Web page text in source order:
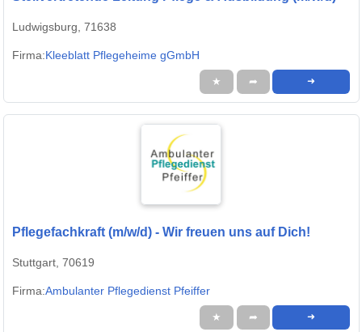
Ludwigsburg, 71638
Firma:Kleeblatt Pflegeheime gGmbH
★ ➦ ➜
Pflegefachkraft (m/w/d) - Wir freuen uns auf Dich!
Stuttgart, 70619
Firma:Ambulanter Pflegedienst Pfeiffer
★ ➦ ➜